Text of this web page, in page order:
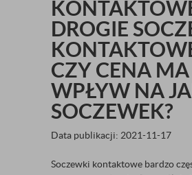
DROGIE
CZY CENA MA
WPŁYW NA
SOCZEWEK?
Data publikacji: 2021-11-17
Soczewki kontaktowe bardzo